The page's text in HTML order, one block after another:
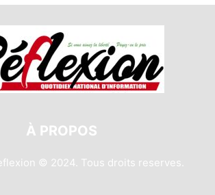
À PROPOS
© 2024. Tous droits reserves.